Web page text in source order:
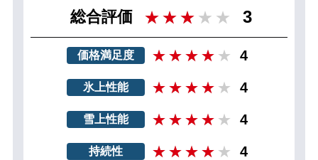
総合評価 3
価格満足度 4
氷上性能 4
雪上性能 4
持続性 4